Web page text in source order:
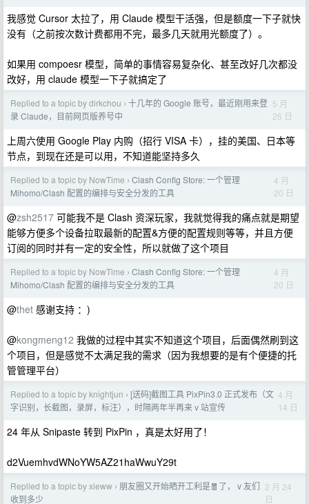
我感觉 Cursor 太拉了，用 Claude 模型干活强，但是额度一下子就快
没有（之前按次数计费都用不完，最多几天就用光额度了）。
如果用 compoesr 模型，简单的事情容易复杂化、甚至改好几次都没
改好，用 claude 模型一下子就搞定了
Replied to a topic by dirkchou › 十几年的 Google 账号，最近刚用来登
录 Claude，目前网页版养号中
5 月
26 日
上周六使用 Google Play 内购（招行 VISA 卡），挂的美国、日本等
节点，到现在还是可以用，不知道能坚持多久
Replied to a topic by NowTime › Clash Config Store: 一个管理
Mihomo/Clash 配置的编排与安全分发的工具
4 月
20 日
@zsh2517 可能我不是 Clash 资深玩家，我就觉得我的痛点就是期望
能够方便多个设备拉取最新的配置&方便的配置规则等等，并且方便
订阅的同时并有一定的安全性，所以就做了这个项目
Replied to a topic by NowTime › Clash Config Store: 一个管理
Mihomo/Clash 配置的编排与安全分发的工具
4 月
20 日
@thet 感谢支持 ：)
@kongmeng12 我做的过程中其实不知道这个项目，后面偶然刷到这
个项目，但是感觉不太满足我的需求（因为我想要的是有个便捷的托
管管理平台）
Replied to a topic by knightjun › [送码]截图工具 PixPin3.0 正式发布（文
字识别，长截图，录屏，标注），时隔两年半再来 v 站宣传
4 月
14 日
24 年从 Snipaste 转到 PixPin ，真是太好用了！
d2VuemhvdWNoYW5AZ21haWwuY29t
Replied to a topic by xieww › 朋友圈又开始晒开工利是🧧了， v 友们
收到多少
2 月 24
日